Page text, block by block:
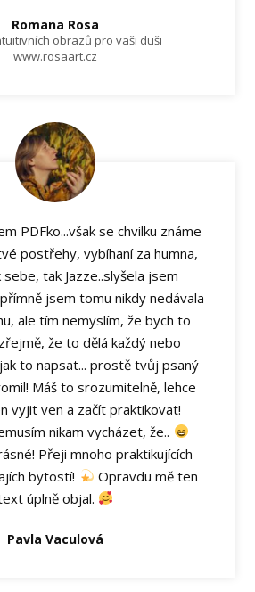
Romana Rosa
obrazů pro vaši duši
www.rosaart.cz
PDFko...však se chvilku známe
postřehy, vybíhaní za humna,
tak Jazze..slyšela jsem
jsem tomu nikdy nedávala
ale tím nemyslím, že bych to
že to dělá každý nebo
to napsat... prostě tvůj psaný
Máš to srozumitelně, lehce
vyjit ven a začít praktikovat!
nikam vycházet, že..
Přeji mnoho praktikujících
bytostí!
Opravdu mě ten
úplně objal.
Pavla Vaculová